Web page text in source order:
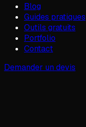
Blog
Guides pratiques
Outils gratuits
Portfolio
Contact
Demander un devis